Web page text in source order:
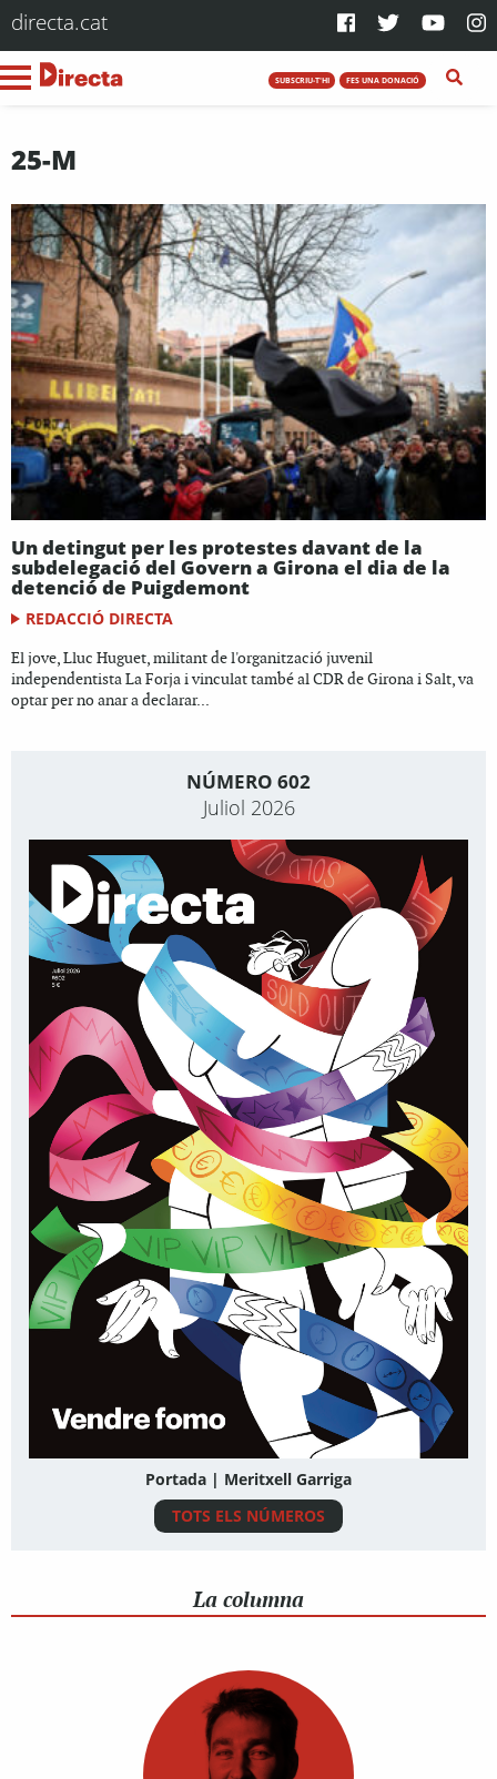
directa.cat
SUBSCRIU-T'HI FES UNA DONACIÓ
25-M
Un detingut per les protestes davant de la
subdelegació del Govern a Girona el dia de la
detenció de Puigdemont
REDACCIÓ DIRECTA
El jove, Lluc Huguet, militant de l'organització juvenil
independentista La Forja i vinculat també al CDR de Girona i Salt, va
optar per no anar a declarar...
NÚMERO 602
Juliol 2026
Portada | Meritxell Garriga
TOTS ELS NÚMEROS
La columna